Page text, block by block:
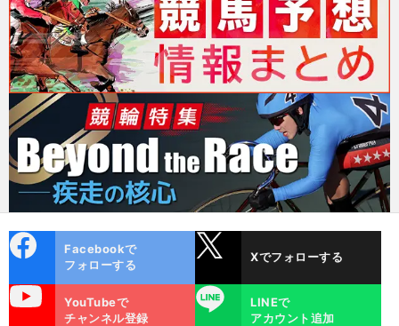
ok
Facebookで
フォローする
Xでフォローする
YouTubeで
チャンネル登録
LINE
LINEで
アカウント追加